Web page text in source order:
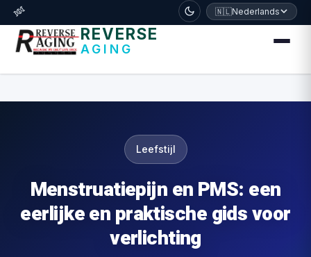
דלג לתוכן הראשי
🧬 🇳🇱Nederlands
REVERSE
AGING
Leefstijl
Menstruatiepijn en PMS: een
eerlijke en praktische gids voor
verlichting